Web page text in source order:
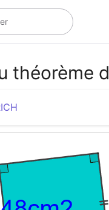
théorème